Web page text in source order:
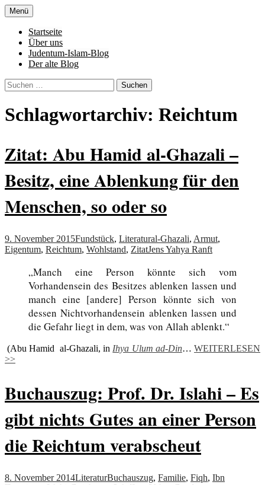
Zum
Inhalt
springen
Al-Adala.de
von allem
Menü
Startseite
Über uns
Judentum-Islam-Blog
Der alte Blog
Suchen
nach:
Schlagwortarchiv: Reichtum
Zitat: Abu Hamid al-Ghazali –
Besitz, eine Ablenkung für den
Menschen, so oder so
9. November 2015Fundstück, Literatural-Ghazali, Armut,
Eigentum, Reichtum, Wohlstand, ZitatJens Yahya Ranft
„Manch eine Person könnte sich vom
Vorhandensein des Besitzes ablenken lassen und
manch eine [andere] Person könnte sich von
dessen Nichtvorhandensein ablenken lassen und
die Gefahr liegt in dem, was von Allah ablenkt.“
(Abu Hamid al-Ghazali, in Ihya Ulum ad-Din…WEITERLESEN
>>
Buchauszug: Prof. Dr. Islahi – Es
gibt nichts Gutes an einer Person
die Reichtum verabscheut
8. November 2014LiteraturBuchauszug, Familie, Fiqh, Ibn